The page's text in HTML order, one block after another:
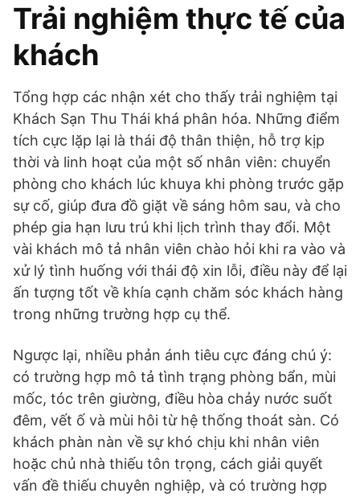
Trải nghiệm thực tế của
khách
Tổng hợp các nhận xét cho thấy trải nghiệm tại
Khách Sạn Thu Thái khá phân hóa. Những điểm
tích cực lặp lại là thái độ thân thiện, hỗ trợ kịp
thời và linh hoạt của một số nhân viên: chuyển
phòng cho khách lúc khuya khi phòng trước gặp
sự cố, giúp đưa đồ giặt về sáng hôm sau, và cho
phép gia hạn lưu trú khi lịch trình thay đổi. Một
vài khách mô tả nhân viên chào hỏi khi ra vào và
xử lý tình huống với thái độ xin lỗi, điều này để lại
ấn tượng tốt về khía cạnh chăm sóc khách hàng
trong những trường hợp cụ thể.
Ngược lại, nhiều phản ánh tiêu cực đáng chú ý:
có trường hợp mô tả tình trạng phòng bẩn, mùi
mốc, tóc trên giường, điều hòa chảy nước suốt
đêm, vết ố và mùi hôi từ hệ thống thoát sàn. Có
khách phàn nàn về sự khó chịu khi nhân viên
hoặc chủ nhà thiếu tôn trọng, cách giải quyết
vấn đề thiếu chuyên nghiệp, và có trường hợp